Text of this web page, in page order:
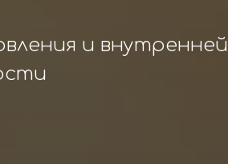
и внутренней